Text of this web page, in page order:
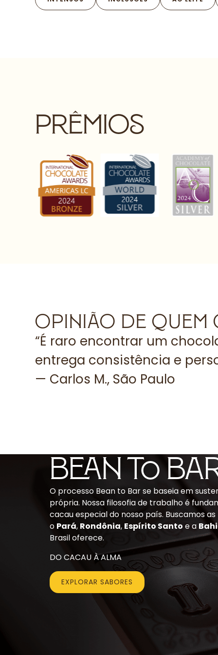
prêmios
OPINIÃO DE QUEM
“É raro encontrar um
entrega consistência e
— Carlos M., São Paulo
BEAN to
O processo Bean to Bar se baseia em
própria. Nossa filosofia de trabalho é
cacau especial do nosso país. Buscamos
o Pará, Rondônia, Espírito Santo e a
Brasil oferece.
DO CACAU À ALMA
EXPLORAR SABORES